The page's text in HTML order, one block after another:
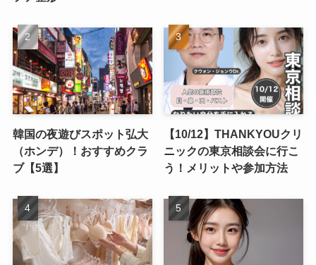
韓国の夜遊びスポット弘大
（ホンデ）！おすすめクラ
ブ【5選】
【10/12】THANKYOUクリ
ニックの東京相談会に行こ
う！メリットや参加方法